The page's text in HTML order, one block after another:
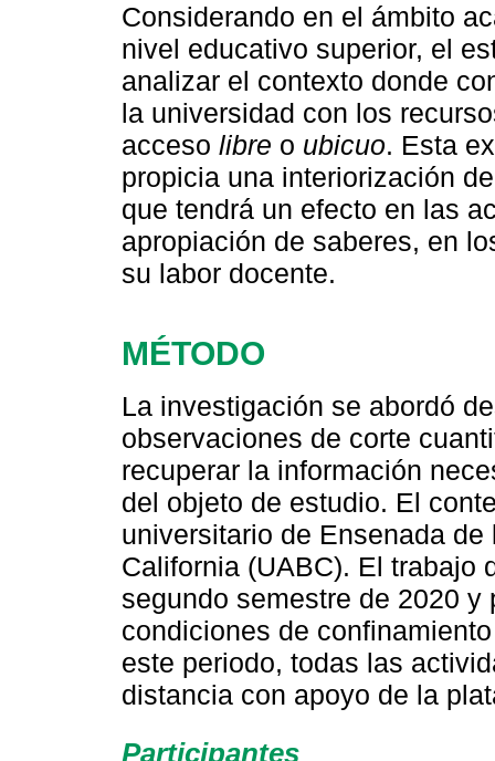
Considerando en el ámbito
nivel educativo superior, el
analizar el contexto donde
la universidad con los
acceso libre o ubicuo. Esta
propicia una interiorización
que tendrá un efecto en las
apropiación de saberes, en
su labor docente.
MÉTODO
La investigación se abordó
observaciones de corte
recuperar la información
del objeto de estudio. El
universitario de Ensenada
California (UABC). El trabajo
segundo semestre de 2020
condiciones de
este periodo, todas las
distancia con apoyo de la
Participantes